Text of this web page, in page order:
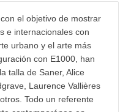
el objetivo de mostrar
e internacionales con
urbano y el arte más
con E1000, han
talla de Saner, Alice
Laurence Vallières
Todo un referente